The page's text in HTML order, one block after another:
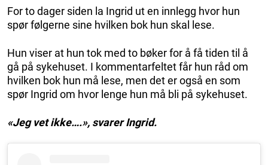
For to dager siden la Ingrid ut en innlegg hvor hun
spør følgerne sine hvilken bok hun skal lese.
Hun viser at hun tok med to bøker for å få tiden til å
gå på sykehuset. I kommentarfeltet får hun råd om
hvilken bok hun må lese, men det er også en som
spør Ingrid om hvor lenge hun må bli på sykehuset.
«Jeg vet ikke….», svarer Ingrid.